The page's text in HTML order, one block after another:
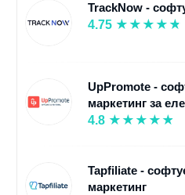
TrackNow -
4.75
UpPromote -
маркетинг за
4.8
Tapfiliate -
маркетинг